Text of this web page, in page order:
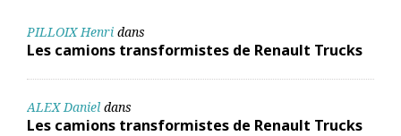
PILLOIX Henri dans
Les camions transformistes de Renault Trucks
ALEX Daniel dans
Les camions transformistes de Renault Trucks